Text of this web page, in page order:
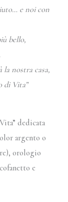
e noi con
bello,
nostra casa,
di Vita”
dedicata
argento o
orologio
e